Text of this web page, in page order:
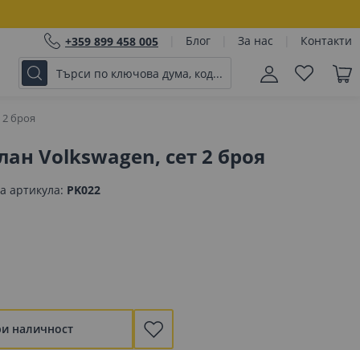
+359 899 458 005 Блог За нас Контакти
2 броя
Volkswagen, сет 2 броя
артикула PK022
наличност